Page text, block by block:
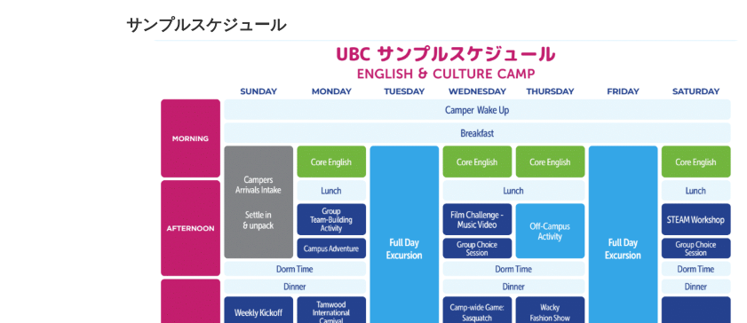
サンプルスケジュール